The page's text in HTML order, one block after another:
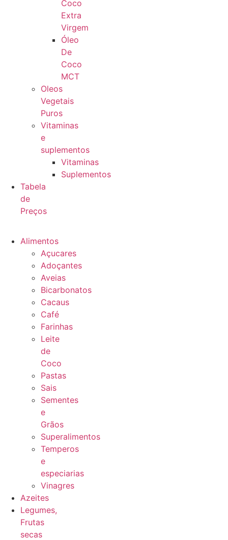
Coco
Extra
Virgem
Óleo
De
Coco
MCT
Oleos
Vegetais
Puros
Vitaminas
e
suplementos
Vitaminas
Suplementos
Tabela
de
Preços
Alimentos
Açucares
Adoçantes
Aveias
Bicarbonatos
Cacaus
Café
Farinhas
Leite
de
Coco
Pastas
Sais
Sementes
e
Grãos
Superalimentos
Temperos
e
especiarias
Vinagres
Azeites
Legumes,
Frutas
secas